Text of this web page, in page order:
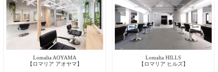
Lomalia AOYAMA
【ロマリア アオヤマ】
Lomalia HILLS
【ロマリア ヒルズ】